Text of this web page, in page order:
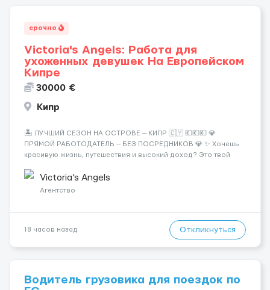
срочно
Victoria's Angels: Работа для
ухоженных девушек На Европейском
Кипре
30000 €
Кипр
🏝️ ЛУЧШИЙ СЕЗОН НА ОСТРОВЕ — КИПР 🇨🇾 💶💶💶 💎
ПРЯМОЙ РАБОТОДАТЕЛЬ — БЕЗ ПОСРЕДНИКОВ 💎 ✨ Хочешь
красивую жизнь, путешествия и высокий доход? Это твой
Опытная команда с годами практики — Стабильный поток
клиентов (без ...
Victoria's Angels
Агентство
18 часов назад Откликнуться
Водитель грузовика для поездок по